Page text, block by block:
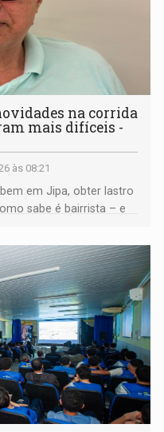
na corrida
mais difíceis -
às 08:21
em Jipa, obter lastro
sabe é bairrista – e